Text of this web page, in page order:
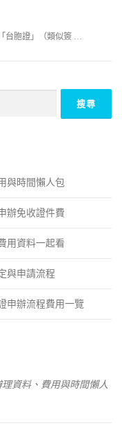
台胞證」（類似簽 …
與時間懶人包
辦免收證件費
用資料一起看
與申請流程
申辦流程費用一覽
資料、費用與時間懶人